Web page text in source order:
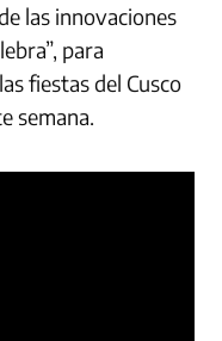
las innovaciones
para
fiestas del Cusco
semana.